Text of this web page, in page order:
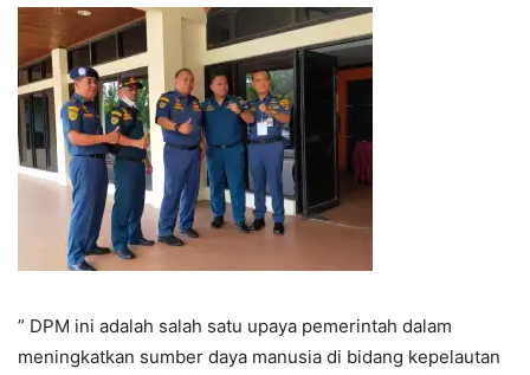
” DPM ini adalah salah satu upaya pemerintah dalam
meningkatkan sumber daya manusia di bidang kepelautan